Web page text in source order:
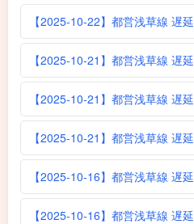
【2025-10-22】都営浅草線 遅延
【2025-10-21】都営浅草線 遅延
【2025-10-21】都営浅草線 遅延
【2025-10-21】都営浅草線 遅延
【2025-10-16】都営浅草線 遅延
【2025-10-16】都営浅草線 遅延